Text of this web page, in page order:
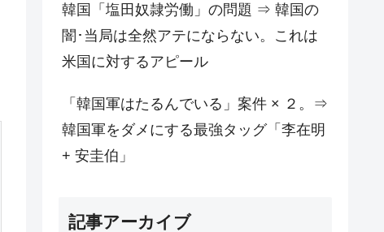
韓国「塩田奴隷労働」の問題 ⇒ 韓国の
闇･当局は全然アテにならない。これは
米国に対するアピール
「韓国軍はたるんでいる」案件 × ２。⇒
韓国軍をダメにする最強タッグ「李在明
+ 安圭伯」
記事アーカイブ